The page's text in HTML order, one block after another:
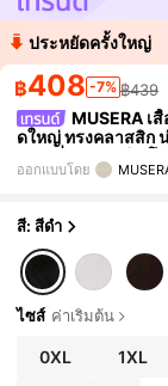
ประหยัดครั้งใหญ่
฿408 -7% ฿439
MUSERA เ
ดใหญ่ ทรงคลาสสิก
นหยุด ลำลอง ทำงาน
ออกแบบโดย
สี: สีดำ
ไซส์ ค่าเริ่มต้น
0XL 1XL